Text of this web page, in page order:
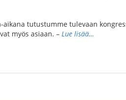
aikana tutustumme tulevaan
myös asiaan. – Lue lisää…